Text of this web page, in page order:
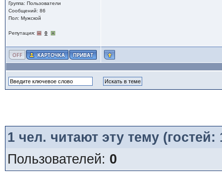
Группа: Пользователи
Сообщений: 86
Пол: Мужской
Репутация: 0
1чел. читают эту тему
Пользователей: 0